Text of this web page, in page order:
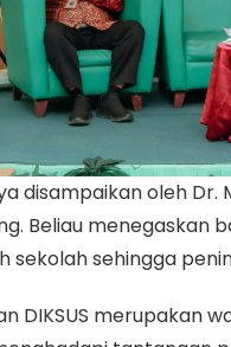
disampaikan oleh Dr.
Beliau menegaskan
sekolah sehingga
DIKSUS merupakan